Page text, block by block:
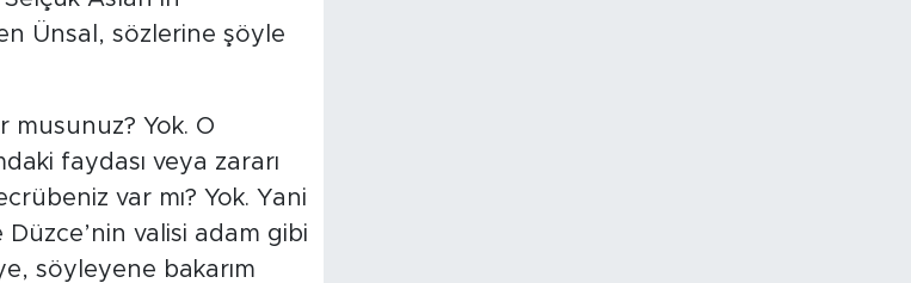
Ünsal, sözlerine şöyle
musunuz? Yok. O
faydası veya zararı
var mı? Yok. Yani
valisi adam gibi
söyleyene bakarım